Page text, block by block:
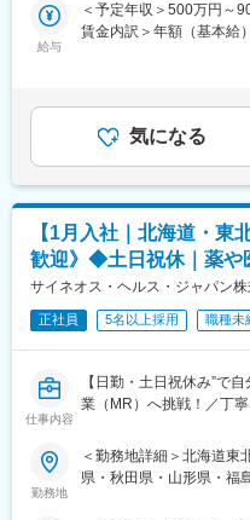
営業経験を活かして様々
社ならではの強みです。
後に身に付ける意欲があ
についての詳細は、是
https://
変更の範囲：会社の定め
■具体的には：
ともあります。すでにお
規の施設にもアプローチ
手術がある際にはOPEの
病院に足を運びドクター
係を築いていくことが大
いるのか掴み、合った製
強会、ウェビナーの開
■働き方：
直行直帰又は出張ベース
■ご入社後の流れ：
先輩に同行し、再度3週
す。その後も適宜知識の
給与
＜予定年収＞500万円～
賃金内訳＞年額（基本給
れた目標の達成度に応じ
の25％がターゲットボ
MAX50％となることもあ
合。賃金はあくまでも目
可能性があります。月給
気になる
【1月入社｜北海道・東
歓迎》◆土日祝休｜薬や
サイネオス・ヘルス・ジャパン株
正社員 5名以上採用 職種未
仕事内容
【日勤・土日祝休み”で
業（MR）へ挑戦！／丁
《資格と想いがあれば活
「誰かのためになる仕事
勤務地
＜勤務地詳細＞北海道東
県・秋田県・山形県・福